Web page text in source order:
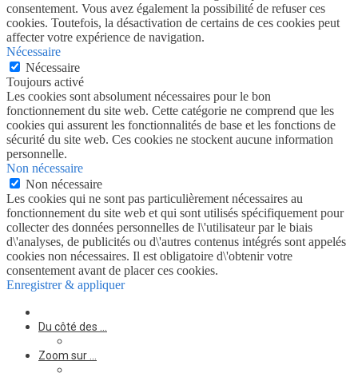
consentement. Vous avez également la possibilité de refuser ces
cookies. Toutefois, la désactivation de certains de ces cookies peut
affecter votre expérience de navigation.
Nécessaire
Nécessaire
Toujours activé
Les cookies sont absolument nécessaires pour le bon
fonctionnement du site web. Cette catégorie ne comprend que les
cookies qui assurent les fonctionnalités de base et les fonctions de
sécurité du site web. Ces cookies ne stockent aucune information
personnelle.
Non nécessaire
Non nécessaire
Les cookies qui ne sont pas particulièrement nécessaires au
fonctionnement du site web et qui sont utilisés spécifiquement pour
collecter des données personnelles de l\'utilisateur par le biais
d\'analyses, de publicités ou d\'autres contenus intégrés sont appelés
cookies non nécessaires. Il est obligatoire d\'obtenir votre
consentement avant de placer ces cookies.
Enregistrer & appliquer
Du côté des …
Zoom sur …